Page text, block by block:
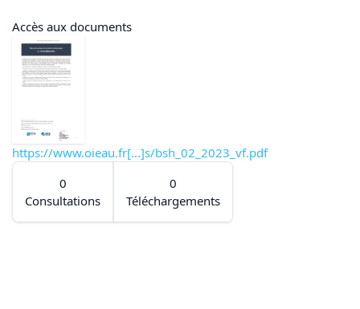
Accès aux documents
https://www.oieau.fr[...]s/bsh_02_2023_vf.pdf
0
Consultations
0
Téléchargements